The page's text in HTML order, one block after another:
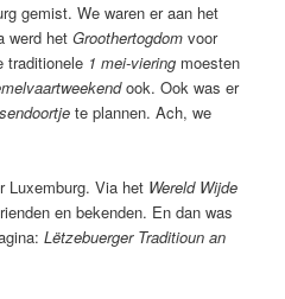
gemist. We waren er aan het
werd hetGroothertogdom voor
traditionele 1 mei-viering moesten
ook. Ook was er
te plannen. Ach, we
Luxemburg. Via het Wereld Wijde
en bekenden. En dan was
Lëtzebuerger Traditioun an